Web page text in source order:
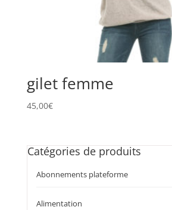
gilet femme
45,00€
Catégories de produits
Abonnements plateforme
Alimentation